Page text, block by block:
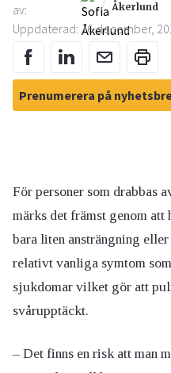
av:
Åkerlund
Uppdaterad: 16 december,
Prenumerera på
För personer som drabbas
märks det främst genom
bara liten ansträngning
relativt vanliga symtom
sjukdomar vilket gör att
svårupptäckt.
– Det finns en risk att man